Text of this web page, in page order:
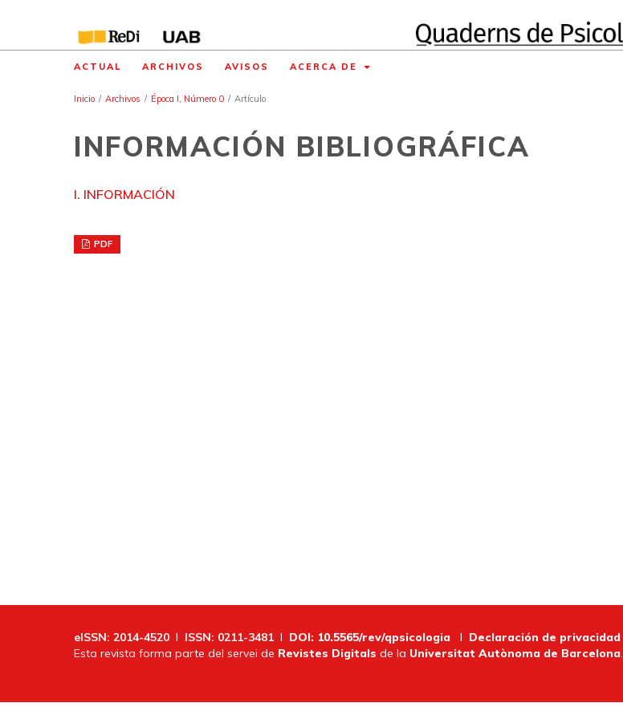
ACTUAL ARCHIVOS AVISOS ACERCA DE
Inicio / Archivos / Época I, Número 0 / Artículo
INFORMACIÓN BIBLIOGRÁFICA
I. INFORMACIÓN
PDF
eISSN: 2014-4520 I ISSN: 0211-3481 I DOI: 10.5565/rev/qpsicologia I Declaración de privacidad
Esta revista forma parte del servei de Revistes Digitals de la Universitat Autònoma de Barcelona.